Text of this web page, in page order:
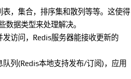
，集合，排序集和散列等等。这使得
据类型来处理解决。
访问，Redis服务器能接收更新的
列(Redis本地支持发布/订阅)，应用